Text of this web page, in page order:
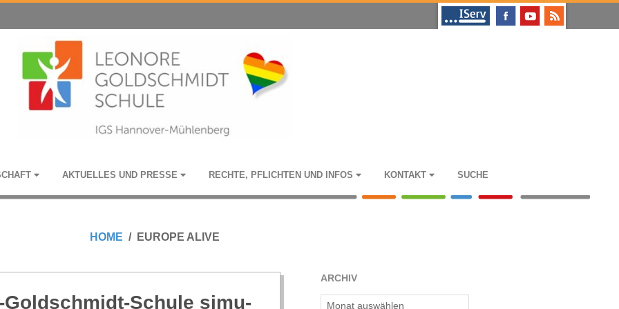
AKTU­EL­LES UND PRESSE RECHTE, PFLICH­TEN UND INFOS KON­TAKT SUCHE
HOME EUROPE ALIVE
Gold­schmidt-Schule simu­
ARCHIV
Archiv